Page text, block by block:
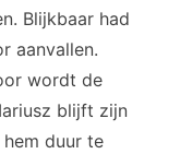
Blijkbaar had
aanvallen.
wordt de
blijft zijn
duur te